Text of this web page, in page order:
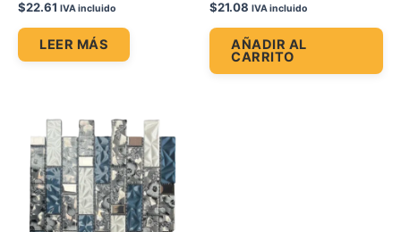
$22.61 IVA incluido
LEER MÁS
$21.08 IVA incluido
AÑADIR AL
CARRITO